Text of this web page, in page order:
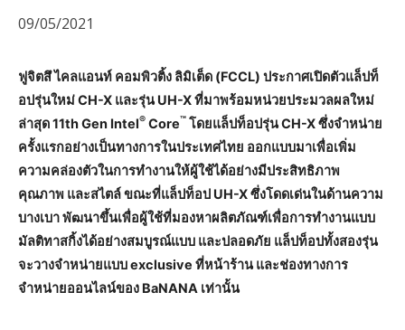
09/05/2021
ฟูจิตสึ ไคลแอนท์ คอมพิวติ้ง ลิมิเต็ด (FCCL) ประกาศเปิดตัวแล็ปท็
อปรุ่นใหม่ CH-X และรุ่น UH-X ที่มาพร้อมหน่วยประมวลผลใหม่
ล่าสุด 11th Gen Intel® Core™ โดยแล็ปท็อปรุ่น CH-X ซึ่งจำหน่าย
ครั้งแรกอย่างเป็นทางการในประเทศไทย ออกแบบมาเพื่อเพิ่ม
ความคล่องตัวในการทำงานให้ผู้ใช้ได้อย่างมีประสิทธิภาพ
คุณภาพ และสไตล์ ขณะที่แล็ปท็อป UH-X ซึ่งโดดเด่นในด้านความ
บางเบา พัฒนาขึ้นเพื่อผู้ใช้ที่มองหาผลิตภัณฑ์เพื่อการทำงานแบบ
มัลติทาสกิ้งได้อย่างสมบูรณ์แบบ และปลอดภัย แล็ปท็อปทั้งสองรุ่น
จะวางจำหน่ายแบบ exclusive ที่หน้าร้าน และช่องทางการ
จำหน่ายออนไลน์ของ BaNANA เท่านั้น